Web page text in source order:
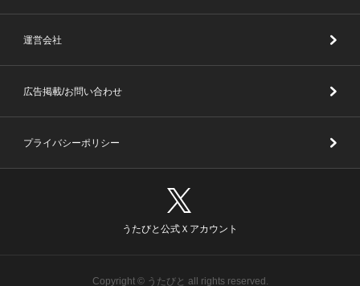
運営会社
広告掲載/お問い合わせ
プライバシーポリシー
うたびと公式Ｘアカウント
Copyright © うたびと all rights reserved.